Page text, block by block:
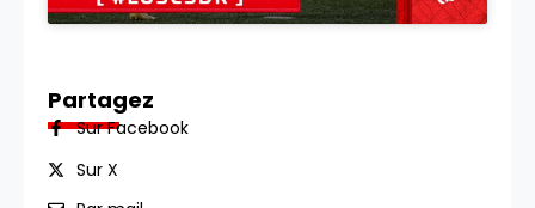
Partagez
Sur Facebook
Sur X